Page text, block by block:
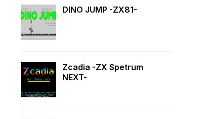
DINO JUMP -ZX81-
Zcadia -ZX Spetrum
NEXT-